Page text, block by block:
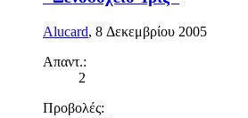
Alucard, 8 Δεκεμβρίου 2005
Απαντ.:
2
Προβολές: